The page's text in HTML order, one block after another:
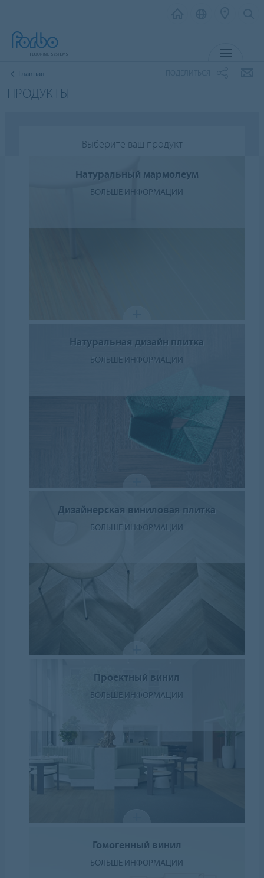
Главная
ПРОДУКТЫ
Выберите ваш продукт
Натуральный мармолеум
БОЛЬШЕ ИНФОРМАЦИИ
Натуральная дизайн плитка
БОЛЬШЕ ИНФОРМАЦИИ
Дизайнерская виниловая плитка
БОЛЬШЕ ИНФОРМАЦИИ
Проектный винил
БОЛЬШЕ ИНФОРМАЦИИ
Гомогенный винил
БОЛЬШЕ ИНФОРМАЦИИ